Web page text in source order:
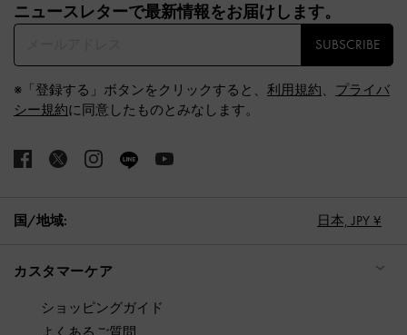
ニュースレターで最新情報をお届けします。​
SUBSCRIBE
※「登録する」ボタンをクリックすると、 利用規約、 プライバ
シー規約に同意したものとみなします。
国/地域: 日本, JPY ¥
カスタマーケア
ショッピングガイド